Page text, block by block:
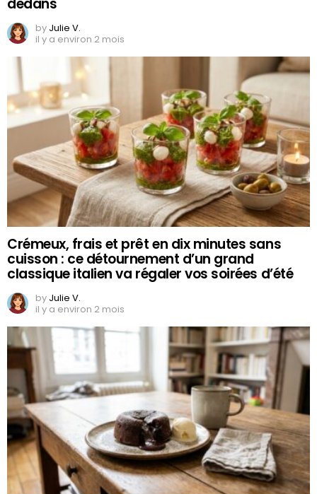
by Julie V.
il y a environ 2 mois
Crémeux, frais et prêt en dix minutes sans
cuisson : ce détournement d’un grand
classique italien va régaler vos soirées d’été
by Julie V.
il y a environ 2 mois